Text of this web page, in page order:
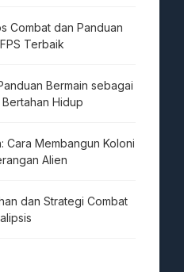
Combat dan Panduan
Terbaik
Bermain sebagai
Hidup
Cara Membangun Koloni
Alien
dan Strategi Combat